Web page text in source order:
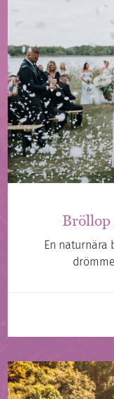
Bröllop
En naturnära